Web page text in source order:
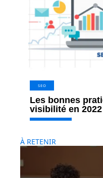
SEO
Les bonnes
visibilité en 2022
À RETENIR